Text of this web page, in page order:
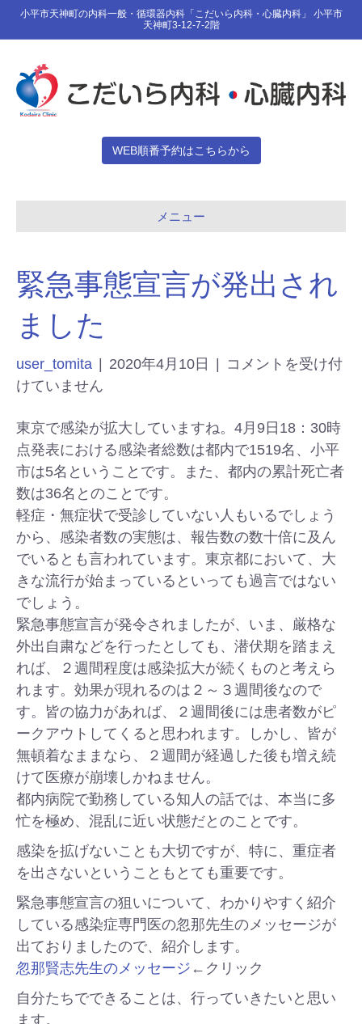
小平市天神町の内科一般・循環器内科「こだいら内科・心臓内科」 小平市
天神町3-12-7-2階
WEB順番予約はこちらから
メニュー
緊急事態宣言が発出され
ました
user_tomita 2020年4月10日
コメントを受け付
けていません
東京で感染が拡大していますね。4月9日18：30時
点発表における感染者総数は都内で1519名、小平
市は5名ということです。また、都内の累計死亡者
数は36名とのことです。
軽症・無症状で受診していない人もいるでしょう
から、感染者数の実態は、報告数の数十倍に及ん
でいるとも言われています。東京都において、大
きな流行が始まっているといっても過言ではない
でしょう。
緊急事態宣言が発令されましたが、いま、厳格な
外出自粛などを行ったとしても、潜伏期を踏まえ
れば、２週間程度は感染拡大が続くものと考えら
れます。効果が現れるのは２～３週間後なので
す。皆の協力があれば、２週間後には患者数がピ
ークアウトしてくると思われます。しかし、皆が
無頓着なままなら、２週間が経過した後も増え続
けて医療が崩壊しかねません。
都内病院で勤務している知人の話では、本当に多
忙を極め、混乱に近い状態だとのことです。
感染を拡げないことも大切ですが、特に、重症者
を出さないということもとても重要です。
緊急事態宣言の狙いについて、わかりやすく紹介
している感染症専門医の忽那先生のメッセージが
出ておりましたので、紹介します。
忽那賢志先生のメッセージ ←クリック
自分たちでできることは、行っていきたいと思い
ます。